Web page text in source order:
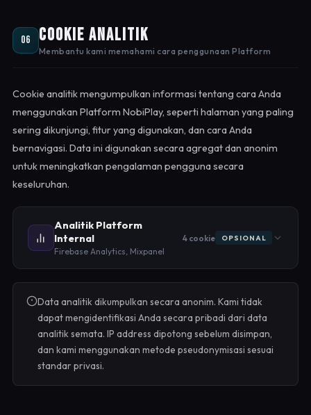
06 Cookie Analitik
Membantu kami memahami cara penggunaan Platform
Cookie analitik mengumpulkan informasi tentang cara Anda
menggunakan Platform NobiPlay, seperti halaman yang paling
sering dikunjungi, fitur yang digunakan, dan cara Anda
bernavigasi. Data ini digunakan secara agregat dan anonim
untuk meningkatkan pengalaman pengguna secara
keseluruhan.
Analitik Platform
Internal
Firebase Analytics, Mixpanel
4 cookie OPSIONAL
Data analitik dikumpulkan secara anonim. Kami tidak
dapat mengidentifikasi Anda secara pribadi dari data
analitik semata. IP address dipotong sebelum disimpan,
dan kami menggunakan metode pseudonymisasi sesuai
standar privasi.